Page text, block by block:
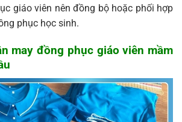
giáo viên nên đồng bộ hoặc phối hợp
phục học sinh.
may đồng phục giáo viên mầm